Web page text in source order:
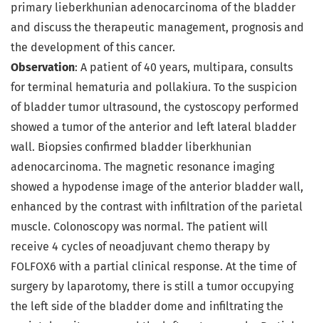
primary lieberkhunian adenocarcinoma of the bladder
and discuss the therapeutic management, prognosis and
the development of this cancer.
Observation: A patient of 40 years, multipara, consults
for terminal hematuria and pollakiura. To the suspicion
of bladder tumor ultrasound, the cystoscopy performed
showed a tumor of the anterior and left lateral bladder
wall. Biopsies confirmed bladder liberkhunian
adenocarcinoma. The magnetic resonance imaging
showed a hypodense image of the anterior bladder wall,
enhanced by the contrast with infiltration of the parietal
muscle. Colonoscopy was normal. The patient will
receive 4 cycles of neoadjuvant chemo therapy by
FOLFOX6 with a partial clinical response. At the time of
surgery by laparotomy, there is still a tumor occupying
the left side of the bladder dome and infiltrating the